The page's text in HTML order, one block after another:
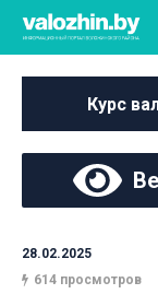
Курс
28.02.2025
614 просмотров